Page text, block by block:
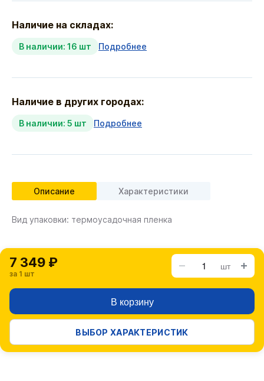
Наличие на складах:
В наличии: 16 шт Подробнее
Наличие в других городах:
В наличии: 5 шт Подробнее
Описание Характеристики
Вид упаковки: термоусадочная пленка
7 349 ₽
за 1 шт
шт
В корзину
ВЫБОР ХАРАКТЕРИСТИК